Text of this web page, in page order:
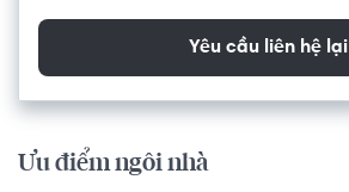
Yêu cầu liên hệ lại
Ưu điểm ngôi nhà